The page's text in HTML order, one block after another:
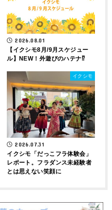
2026.08.01
【イクシモ8月/9月スケジュー
ル】NEW！外遊びのハテナ⁉
イクシモ
2026.07.31
イクシモ「だっこフラ体験会」
レポート。フラダンス未経験者
とは思えない笑顔に